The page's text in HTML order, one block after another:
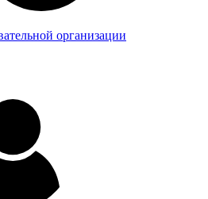
организации